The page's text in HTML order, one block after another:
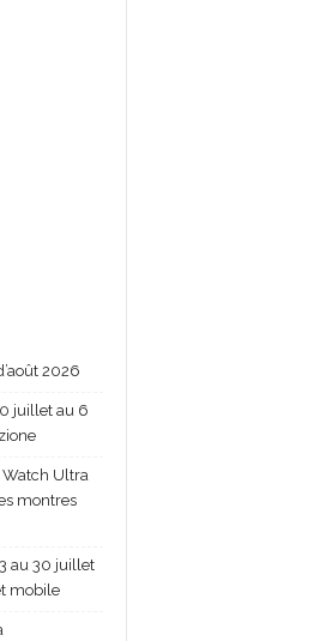
2026
juillet au 6
Ultra
montres
au 30 juillet
mobile